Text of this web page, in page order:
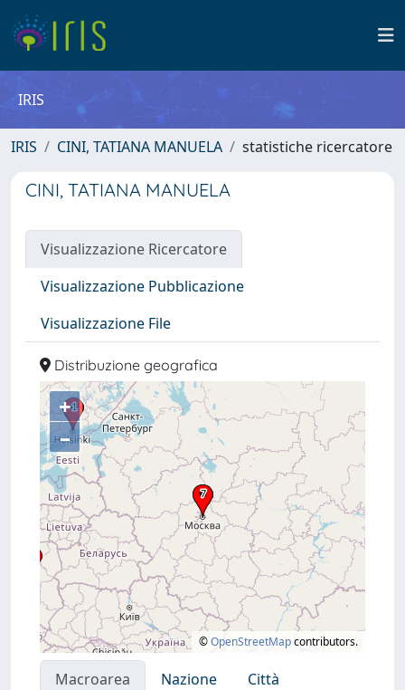
IRIS
IRIS CINI, TATIANA MANUELA statistiche ricercatore
CINI, TATIANA MANUELA
Visualizzazione Ricercatore
Visualizzazione Pubblicazione
Visualizzazione File
Distribuzione geografica
+
–
©OpenStreetMapcontributors.
Macroarea Nazione
Città